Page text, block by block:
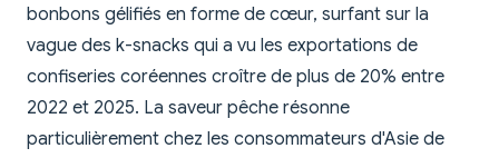
bonbons gélifiés en forme de cœur, surfant sur la
vague des k-snacks qui a vu les exportations de
confiseries coréennes croître de plus de 20% entre
2022 et 2025. La saveur pêche résonne
particulièrement chez les consommateurs d'Asie de